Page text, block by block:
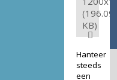
(196.09
KB)
Hanteer
steeds
een